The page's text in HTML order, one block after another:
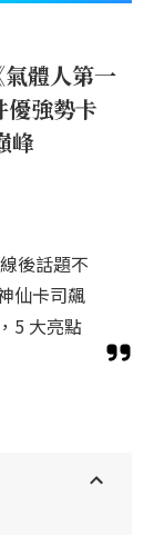
體人第一
優強勢卡
峰
後話題不
仙卡司飆
5 大亮點